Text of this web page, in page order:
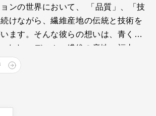
ンの世界において、 「品質」、「技
けながら、繊維産地の伝統と技術を
ます。そんな彼らの想いは、青く、
す。 デニム・繊維の産地、福山、
ラフトマンシップ溢れるものづくり